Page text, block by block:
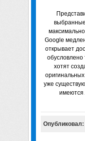
Google
открывает
обусловлено
хотят
уже
имеются